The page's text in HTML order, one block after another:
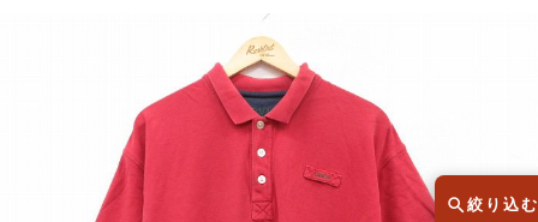
全国7店舗・公式通販の比較
発送について 12時までのご注文で当日出荷！
※対応不可：日祝、長期休暇、セール
絞り込む